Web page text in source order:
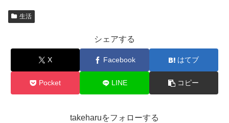
生活
シェアする
X Facebook はてブ
Pocket LINE コピー
takeharuをフォローする